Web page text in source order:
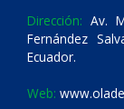
Dirección: Av.
Fernández
Ecuador.
Web: